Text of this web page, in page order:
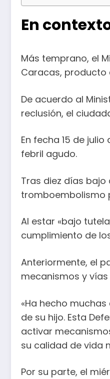
En
Más temprano, el
Caracas, producto
De acuerdo al
reclusión, el
En fecha 15 de
febril agudo.
Tras diez días bajo
tromboembolismo
Al estar «bajo
cumplimiento de
Anteriormente, el
mecanismos y
«Ha hecho
de su hijo. Esta
activar
su calidad de vida
Por su parte, el